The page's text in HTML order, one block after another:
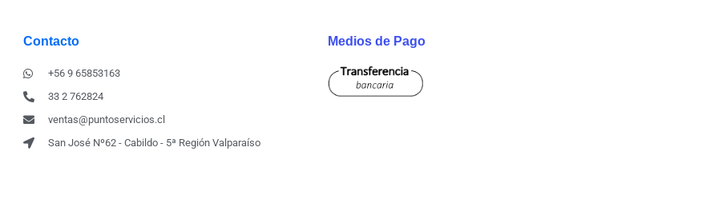
Contacto
+56 9 65853163
33 2 762824
ventas@puntoservicios.cl
San José Nº62 - Cabildo - 5ª Región Valparaíso
Medios de Pago